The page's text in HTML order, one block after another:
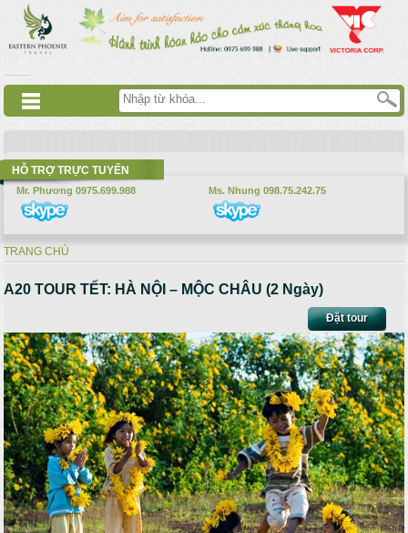
Nhảy đến nội dung
HỖ TRỢ TRỰC TUYẾN
Mr. Phương 0975.699.988 Ms. Nhung 098.75.242.75
Bạn đang ở đây
TRANG CHỦ
A20 TOUR TẾT: HÀ NỘI – MỘC CHÂU (2 Ngày)
Đặt tour